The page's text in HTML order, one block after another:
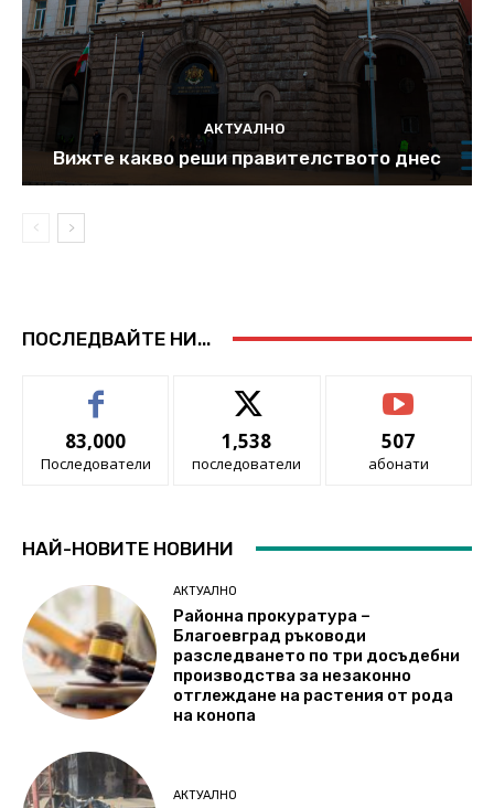
АКТУАЛНО
Вижте какво реши правителството днес
ПОСЛЕДВАЙТЕ НИ...
83,000
Последователи
1,538
последователи
507
абонати
НАЙ-НОВИТЕ НОВИНИ
АКТУАЛНО
Районна прокуратура –
Благоевград ръководи
разследването по три досъдебни
производства за незаконно
отглеждане на растения от рода
на конопа
АКТУАЛНО